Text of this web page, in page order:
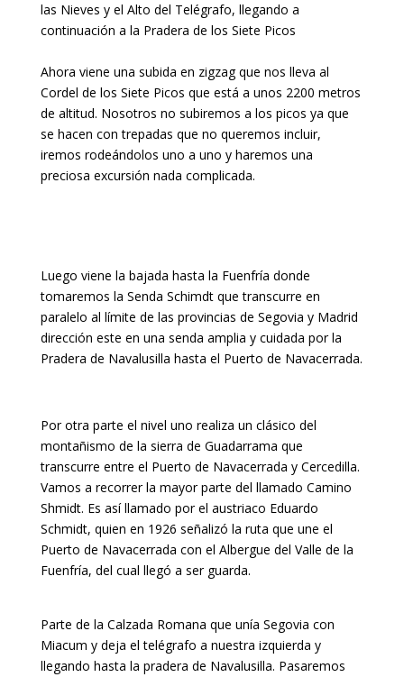
las Nieves y el Alto del Telégrafo, llegando a
continuación a la Pradera de los Siete Picos
Ahora viene una subida en zigzag que nos lleva al
Cordel de los Siete Picos que está a unos 2200 metros
de altitud. Nosotros no subiremos a los picos ya que
se hacen con trepadas que no queremos incluir,
iremos rodeándolos uno a uno y haremos una
preciosa excursión nada complicada.
Luego viene la bajada hasta la Fuenfría donde
tomaremos la Senda Schimdt que transcurre en
paralelo al límite de las provincias de Segovia y Madrid
dirección este en una senda amplia y cuidada por la
Pradera de Navalusilla hasta el Puerto de Navacerrada.
Por otra parte el nivel uno realiza un clásico del
montañismo de la sierra de Guadarrama que
transcurre entre el Puerto de Navacerrada y Cercedilla.
Vamos a recorrer la mayor parte del llamado Camino
Shmidt. Es así llamado por el austriaco Eduardo
Schmidt, quien en 1926 señalizó la ruta que une el
Puerto de Navacerrada con el Albergue del Valle de la
Fuenfría, del cual llegó a ser guarda.
Parte de la Calzada Romana que unía Segovia con
Miacum y deja el telégrafo a nuestra izquierda y
llegando hasta la pradera de Navalusilla. Pasaremos